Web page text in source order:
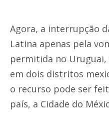
Agora, a interrupção
Latina apenas pela
permitida no Uruguai,
em dois distritos
o recurso pode ser
país, a Cidade do